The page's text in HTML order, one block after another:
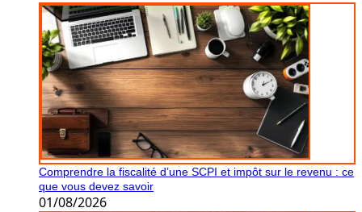
Comprendre la fiscalité d’une SCPI et impôt sur le revenu : ce
que vous devez savoir
01/08/2026